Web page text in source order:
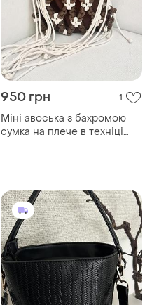
950 грн 1
Міні авоська з бахромою
сумка на плече в техніці